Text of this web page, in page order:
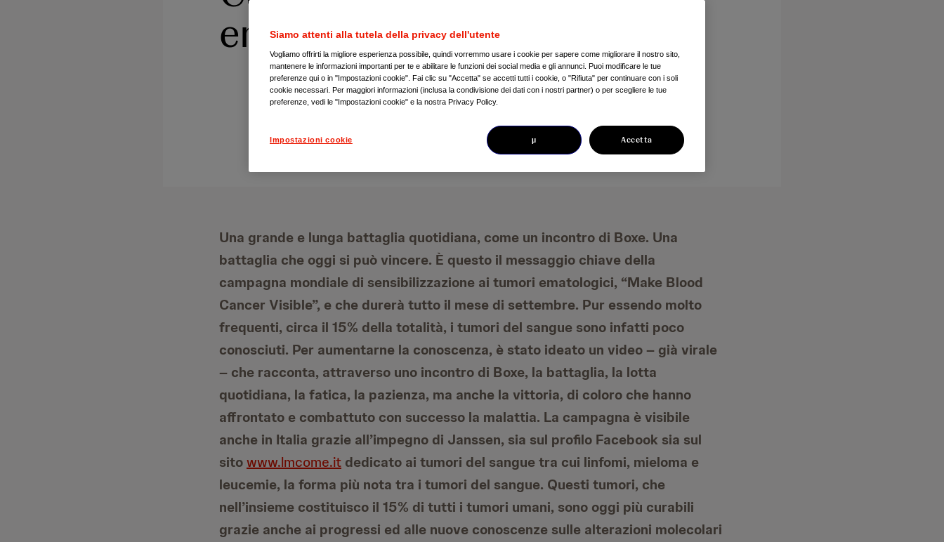
ematologiche
Una grande e lunga battaglia quotidiana, come un incontro di Boxe. Una
battaglia che oggi si può vincere. È questo il messaggio chiave della
campagna mondiale di sensibilizzazione ai tumori ematologici, “Make Blood
Cancer Visible”, e che durerà tutto il mese di settembre. Pur essendo molto
frequenti, circa il 15% della totalità, i tumori del sangue sono infatti poco
conosciuti. Per aumentarne la conoscenza, è stato ideato un video – già virale
– che racconta, attraverso uno incontro di Boxe, la battaglia, la lotta
quotidiana, la fatica, la pazienza, ma anche la vittoria, di coloro che hanno
affrontato e combattuto con successo la malattia. La campagna è visibile
anche in Italia grazie all’impegno di Janssen, sia sul profilo Facebook sia sul
sitowww.lmcome.it dedicato ai tumori del sangue tra cui linfomi, mieloma e
leucemie, la forma più nota tra i tumori del sangue. Questi tumori, che
nell’insieme costituisco il 15% di tutti i tumori umani, sono oggi più curabili
grazie anche ai progressi ed alle nuove conoscenze sulle alterazioni molecolari
Siamo attenti alla tutela della privacy dell'utente
Vogliamo offrirti la migliore esperienza possibile, quindi vorremmo usare i cookie per sapere come migliorare il nostro sito,
mantenere le informazioni importanti per te e abilitare le funzioni dei social media e gli annunci. Puoi modificare le tue
preferenze qui o in "Impostazioni cookie". Fai clic su "Accetta" se accetti tutti i cookie, o "Rifiuta" per continuare con i soli
cookie necessari. Per maggiori informazioni (inclusa la condivisione dei dati con i nostri partner) o per scegliere le tue
preferenze, vedi le "Impostazioni cookie" e la nostra Privacy Policy.
Impostazioni cookie µ Accetta